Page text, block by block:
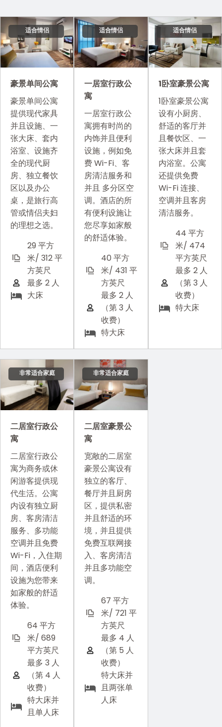
适合情侣
豪景单间公寓
豪景单间公寓
提供现代家具
并且设施、一
张大床、套内
浴室、设施齐
全的现代厨
房、独立餐饮
区以及办公
桌，是旅行高
管或情侣夫妇
的理想之选。
29 平方
米/ 312 平
方英尺
最多 2 人
大床
适合情侣
一居室行政公
寓
一居室行政公
寓拥有时尚的
内饰并且便利
设施，例如免
费 Wi-Fi、客
房清洁服务和
并且 多分区空
调。酒店的所
有便利设施让
您尽享如家般
的舒适体验。
40 平方
米/ 431 平
方英尺
最多 2 人
（第 3 人
收费）
特大床
适合情侣
1卧室豪景公寓
1卧室豪景公寓
设有小厨房、
舒适的客厅并
且餐饮区、一
张大床并且套
内浴室。公寓
还提供免费
Wi-Fi 连接、
空调并且客房
清洁服务。
44 平方
米/ 474
平方英尺
最多 2 人
（第 3 人
收费）
特大床
非常适合家庭
二居室行政公
寓
二居室行政公
寓为商务或休
闲游客提供现
代生活。公寓
内设有独立厨
房、客房清洁
服务、多功能
空调并且免费
Wi-Fi，入住期
间，酒店便利
设施为您带来
如家般的舒适
体验。
64 平方
米/ 689
平方英尺
最多 3 人
（第 4 人
收费）
特大床并
且单人床
非常适合家庭
二居室豪景公
寓
宽敞的二居室
豪景公寓设有
独立的客厅、
餐厅并且厨房
区，提供私密
并且舒适的环
境，并且提供
免费互联网接
入、客房清洁
并且多功能空
调。
67 平方
米/ 721 平
方英尺
最多 4 人
（第 5 人
收费）
特大床并
且两张单
人床